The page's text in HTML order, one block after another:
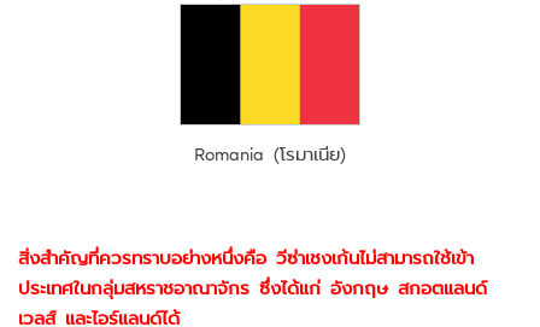
Romania (โรมาเนีย)
สิ่งสำคัญที่ควรทราบอย่างหนึ่งคือ วีซ่าเชงเก้นไม่สามารถใช้เข้า
ประเทศในกลุ่มสหราชอาณาจักร ซึ่งได้แก่ อังกฤษ สกอตแลนด์
เวลส์ และไอร์แลนด์ได้